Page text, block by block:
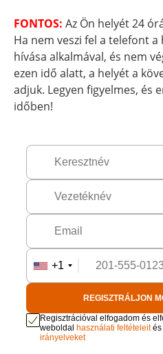
FONTOS: Az Ön helyét 24
Ha nem veszi fel a telefont
hívása alkalmával, és nem
ezen idő alatt, a helyét a
adjuk. Legyen figyelmes, és
időben!
+1
REGISZTRÁLJON
Regisztrációval elfogadom és
weboldal használati feltételeit
irányelveket